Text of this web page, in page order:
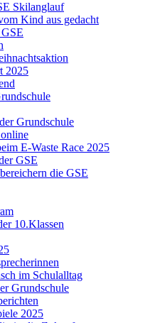
Skilanglauf
Kind aus gedacht
2025
Grundschule
E-Waste Race 2025
GSE
die GSE
10.Klassen
im Schulalltag
Grundschule
2025